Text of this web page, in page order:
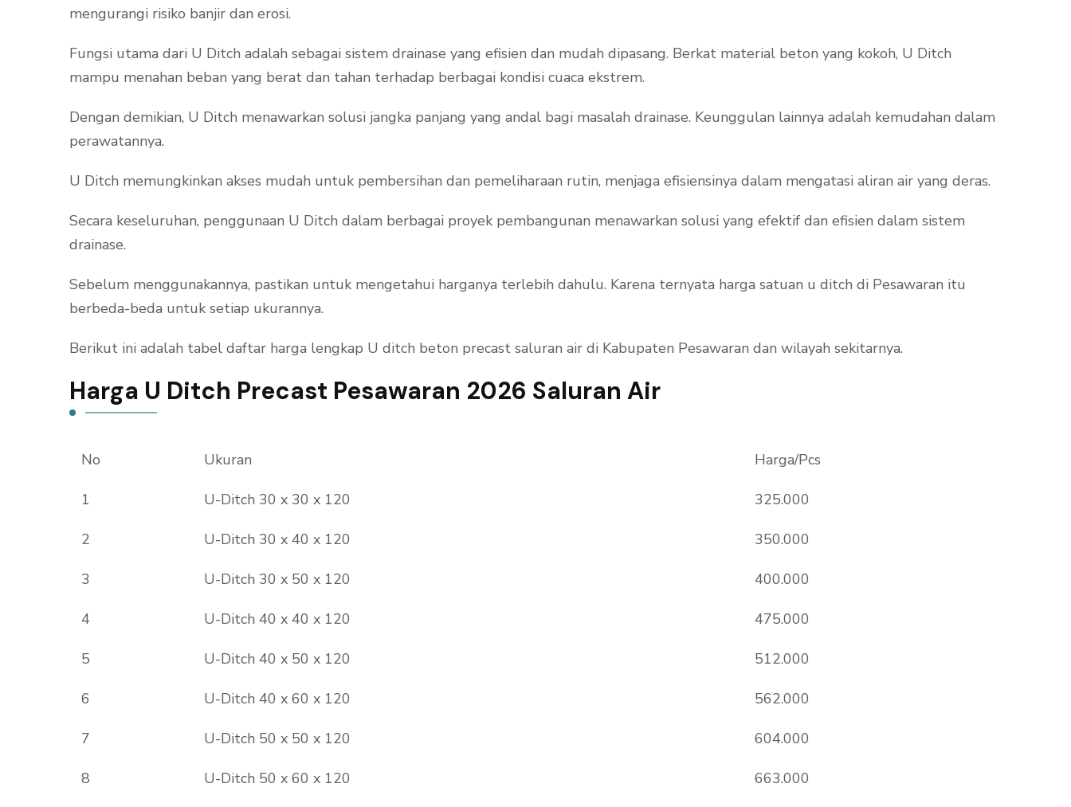
mengurangi risiko banjir dan erosi.
Fungsi utama dari U Ditch adalah sebagai sistem drainase yang efisien dan mudah dipasang. Berkat material beton yang kokoh, U Ditch
mampu menahan beban yang berat dan tahan terhadap berbagai kondisi cuaca ekstrem.
Dengan demikian, U Ditch menawarkan solusi jangka panjang yang andal bagi masalah drainase. Keunggulan lainnya adalah kemudahan dalam
perawatannya.
U Ditch memungkinkan akses mudah untuk pembersihan dan pemeliharaan rutin, menjaga efisiensinya dalam mengatasi aliran air yang deras.
Secara keseluruhan, penggunaan U Ditch dalam berbagai proyek pembangunan menawarkan solusi yang efektif dan efisien dalam sistem
drainase.
Sebelum menggunakannya, pastikan untuk mengetahui harganya terlebih dahulu. Karena ternyata harga satuan u ditch di Pesawaran itu
berbeda-beda untuk setiap ukurannya.
Berikut ini adalah tabel daftar harga lengkap U ditch beton precast saluran air di Kabupaten Pesawaran dan wilayah sekitarnya.
Harga U Ditch Precast Pesawaran 2026 Saluran Air
No Ukuran Harga/Pcs
1 U-Ditch 30 x 30 x 120 325.000
2 U-Ditch 30 x 40 x 120 350.000
3 U-Ditch 30 x 50 x 120 400.000
4 U-Ditch 40 x 40 x 120 475.000
5 U-Ditch 40 x 50 x 120 512.000
6 U-Ditch 40 x 60 x 120 562.000
7 U-Ditch 50 x 50 x 120 604.000
8 U-Ditch 50 x 60 x 120 663.000